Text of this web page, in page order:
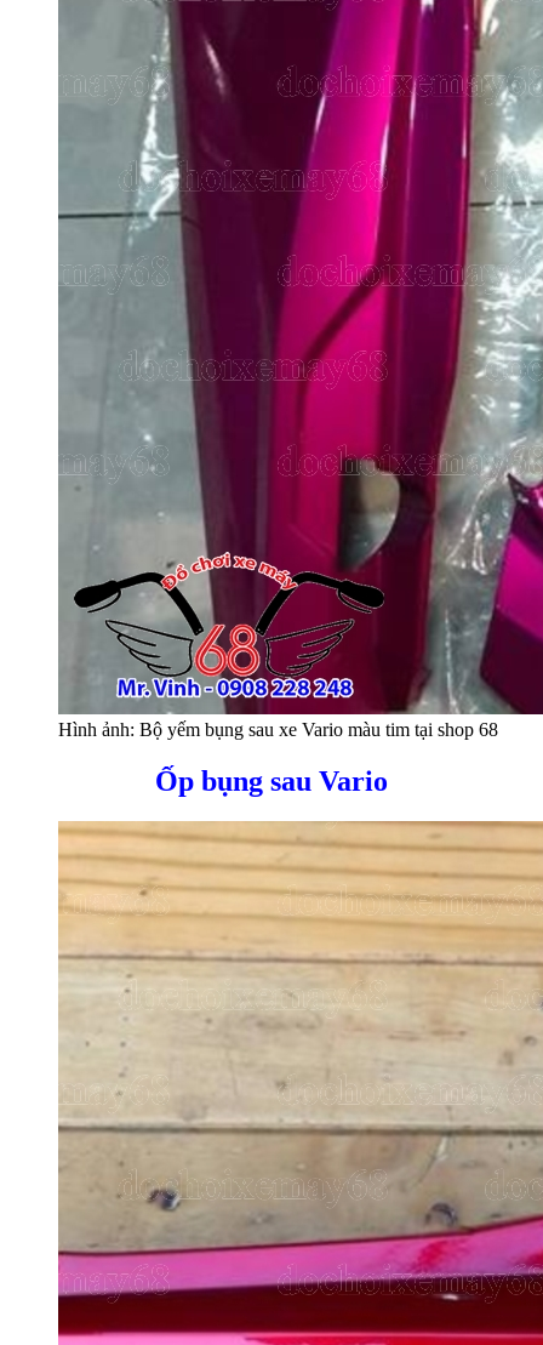
Hình ảnh: Bộ yếm bụng sau xe Vario màu tim tại shop 68
Ốp bụng sau Vario